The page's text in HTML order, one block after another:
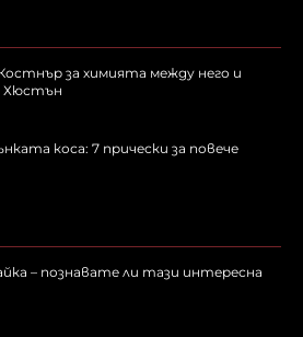
за химията между него и
Хюстън
коса: 7 прически за повече
– познавате ли тази интересна